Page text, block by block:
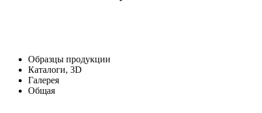
Образцы продукции
Каталоги, 3D
Галерея
Общая